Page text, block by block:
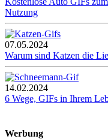
Nutzung
07.05.2024
Warum sind Katzen die
14.02.2024
6 Wege, GIFs in Ihrem
Werbung